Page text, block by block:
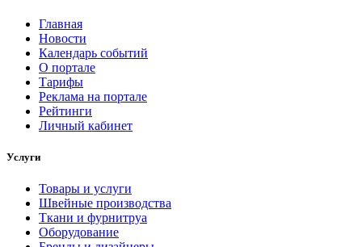
Главная
Новости
Календарь событий
О портале
Тарифы
Реклама на портале
Рейтинги
Личный кабинет
Услуги
Товары и услуги
Швейные производства
Ткани и фурнитруа
Оборудование